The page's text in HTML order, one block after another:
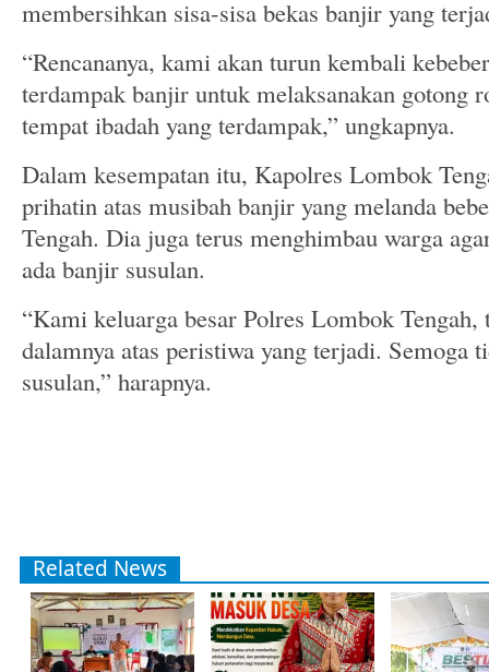
membersihkan sisa-sisa bekas banjir yang
“Rencananya, kami akan turun kembali
terdampak banjir untuk melaksanakan gotong
tempat ibadah yang terdampak,” ungkapnya.
Dalam kesempatan itu, Kapolres Lombok
prihatin atas musibah banjir yang melanda
Tengah. Dia juga terus menghimbau warga
ada banjir susulan.
“Kami keluarga besar Polres Lombok
dalamnya atas peristiwa yang terjadi. Semoga
susulan,” harapnya.
Related News